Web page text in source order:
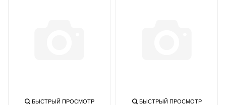
БЫСТРЫЙ ПРОСМОТР БЫСТРЫЙ ПРОСМОТР